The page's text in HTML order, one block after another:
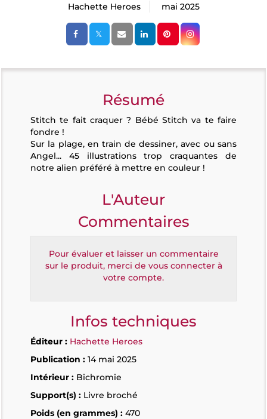
Hachette Heroes
mai 2025
Résumé
Stitch te fait craquer ? Bébé Stitch va te faire
fondre !
Sur la plage, en train de dessiner, avec ou sans
Angel... 45 illustrations trop craquantes de
notre alien préféré à mettre en couleur !
L'Auteur
Commentaires
Pour évaluer et laisser un commentaire
sur le produit, merci de vous connecter à
votre compte.
Infos techniques
Éditeur : Hachette Heroes
Publication : 14 mai 2025
Intérieur : Bichromie
Support(s) : Livre broché
Poids (en grammes) : 470